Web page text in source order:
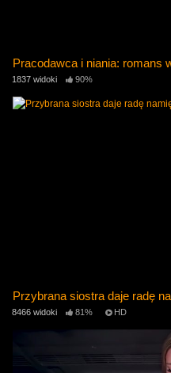
Pracodawca i niania: romans
1837 widoki 90%
Przybrana siostra daje radę
8466 widoki 81% HD